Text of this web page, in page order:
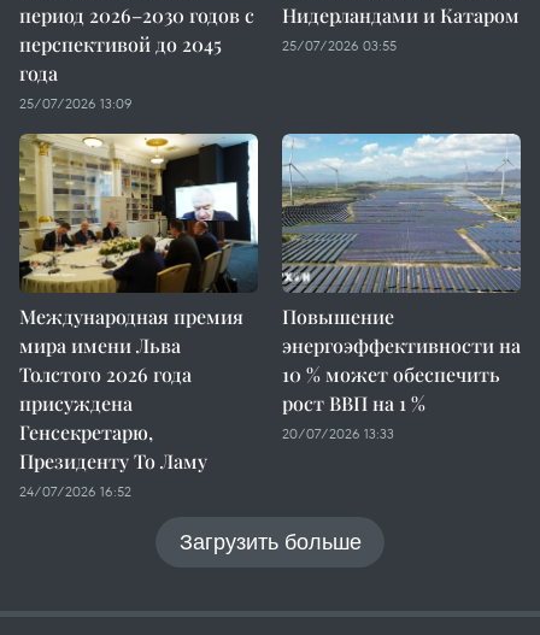
период 2026–2030 годов с
перспективой до 2045
года
25/07/2026 13:09
Нидерландами и Катаром
25/07/2026 03:55
Международная премия
мира имени Льва
Толстого 2026 года
присуждена
Генсекретарю,
Президенту То Ламу
24/07/2026 16:52
Повышение
энергоэффективности на
10 % может обеспечить
рост ВВП на 1 %
20/07/2026 13:33
Загрузить больше